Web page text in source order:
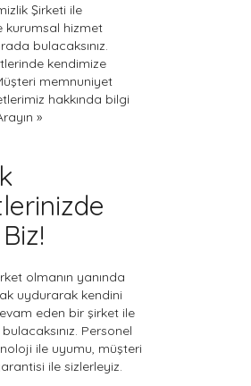
Şirketi ile
kurumsal hizmet
bulacaksınız.
kendimize
memnuniyet
hakkında bilgi
»
olmanın yanında
uydurarak kendini
eden bir şirket ile
bulacaksınız. Personel
ile uyumu, müşteri
ile sizlerleyiz.